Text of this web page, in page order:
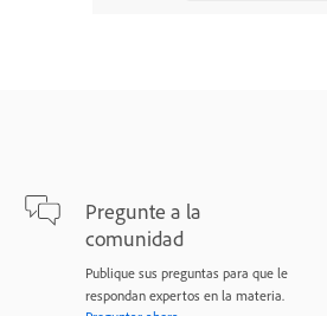
Pregunte a la
comunidad
Publique sus preguntas para que le
respondan expertos en la materia.